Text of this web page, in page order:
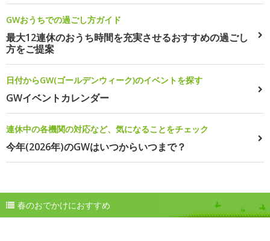
GWおうちでの過ごし方ガイド
最大12連休のおうち時間を充実させるおすすめの過ごし
方をご提案
日付からGW(ゴールデンウィーク)のイベントを探す
GWイベントカレンダー
連休中の各機関の対応など、気になることをチェック
今年(2026年)のGWはいつからいつまで？
春のおでかけにおすすめ